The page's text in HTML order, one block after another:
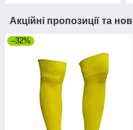
Акційні пропозиції та
–32%